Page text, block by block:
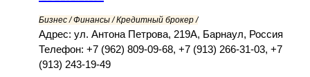
Бизнес / Финансы / Кредитный брокер /
Адрес: ул. Антона Петрова, 219А, Барнаул, Россия
Телефон: +7 (962) 809-09-68, +7 (913) 266-31-03, +7
(913) 243-19-49